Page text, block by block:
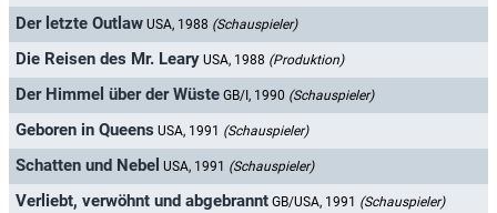
Der letzte Outlaw USA, 1988 (Schauspieler)
Die Reisen des Mr. Leary USA, 1988 (Produktion)
Der Himmel über der Wüste GB/I, 1990 (Schauspieler)
Geboren in Queens USA, 1991 (Schauspieler)
Schatten und Nebel USA, 1991 (Schauspieler)
Verliebt, verwöhnt und abgebrannt GB/USA, 1991 (Schauspieler)